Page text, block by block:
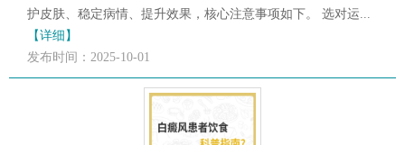
护皮肤、稳定病情、提升效果，核心注意事项如下。 选对运...
【详细】
发布时间：2025-10-01